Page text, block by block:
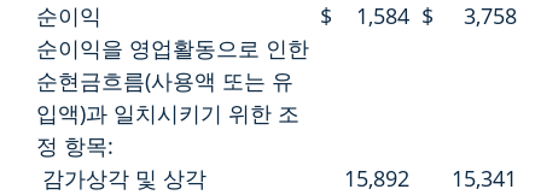
순이익
$ 1,584 $
3,758
순이익을 영업활동으로 인한
순현금흐름(사용액 또는 유
입액)과 일치시키기 위한 조
정 항목:
감가상각 및 상각
15,892
15,341